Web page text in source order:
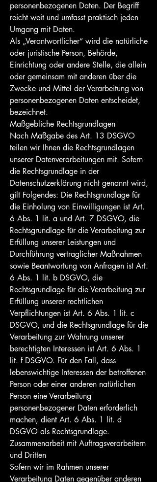
personenbezogenen Daten. Der Begriff
reicht weit und umfasst praktisch jeden
Umgang mit Daten.
Als „Verantwortlicher“ wird die natürliche
oder juristische Person, Behörde,
Einrichtung oder andere Stelle, die allein
oder gemeinsam mit anderen über die
Zwecke und Mittel der Verarbeitung von
personenbezogenen Daten entscheidet,
bezeichnet.
Maßgebliche Rechtsgrundlagen
Nach Maßgabe des Art. 13 DSGVO
teilen wir Ihnen die Rechtsgrundlagen
unserer Datenverarbeitungen mit. Sofern
die Rechtsgrundlage in der
Datenschutzerklärung nicht genannt wird,
gilt Folgendes: Die Rechtsgrundlage für
die Einholung von Einwilligungen ist Art.
6 Abs. 1 lit. a und Art. 7 DSGVO, die
Rechtsgrundlage für die Verarbeitung zur
Erfüllung unserer Leistungen und
Durchführung vertraglicher Maßnahmen
sowie Beantwortung von Anfragen ist Art.
6 Abs. 1 lit. b DSGVO, die
Rechtsgrundlage für die Verarbeitung zur
Erfüllung unserer rechtlichen
Verpflichtungen ist Art. 6 Abs. 1 lit. c
DSGVO, und die Rechtsgrundlage für die
Verarbeitung zur Wahrung unserer
berechtigten Interessen ist Art. 6 Abs. 1
lit. f DSGVO. Für den Fall, dass
lebenswichtige Interessen der betroffenen
Person oder einer anderen natürlichen
Person eine Verarbeitung
personenbezogener Daten erforderlich
machen, dient Art. 6 Abs. 1 lit. d
DSGVO als Rechtsgrundlage.
Zusammenarbeit mit Auftragsverarbeitern
und Dritten
Sofern wir im Rahmen unserer
Verarbeitung Daten gegenüber anderen